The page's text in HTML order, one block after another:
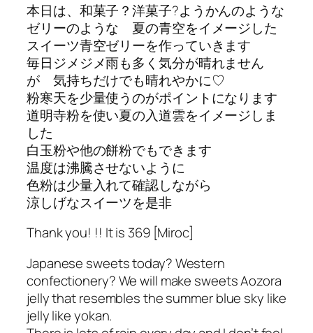
本日は、和菓子？洋菓子?ようかんのような
ゼリーのような 夏の青空をイメージした
スイーツ青空ゼリーを作っていきます
毎日ジメジメ雨も多く気分が晴れません
が 気持ちだけでも晴れやかに♡
粉寒天を少量使うのがポイントになります
道明寺粉を使い夏の入道雲をイメージしま
した
白玉粉や他の餅粉でもできます
温度は沸騰させないように
色粉は少量入れて確認しながら
涼しげなスイーツを是非
Thank you! !! It is 369 [Miroc]
Japanese sweets today? Western
confectionery? We will make sweets Aozora
jelly that resembles the summer blue sky like
jelly like yokan.